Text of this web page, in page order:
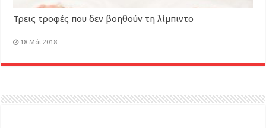
Τρεις τροφές που δεν βοηθούν τη λίμπιντο
18 Μάι 2018